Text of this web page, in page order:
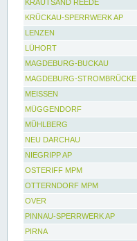
KRAUTSAND REEDE
KRÜCKAU-SPERRWERK AP
LENZEN
LÜHORT
MAGDEBURG-BUCKAU
MAGDEBURG-STROMBRÜCKE
MEISSEN
MÜGGENDORF
MÜHLBERG
NEU DARCHAU
NIEGRIPP AP
OSTERIFF MPM
OTTERNDORF MPM
OVER
PINNAU-SPERRWERK AP
PIRNA